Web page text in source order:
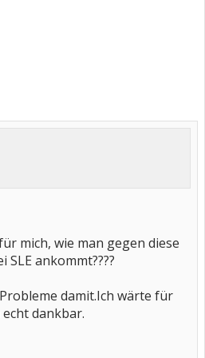
mich, wie man gegen diese
ankommt????
damit.Ich wärte für
dankbar.